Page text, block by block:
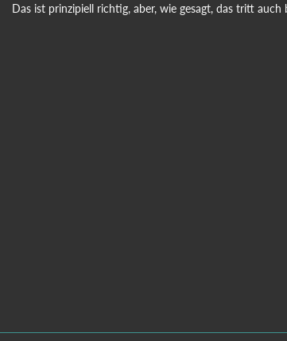
Das ist prinzipiell richtig, aber, wie gesagt, das tritt